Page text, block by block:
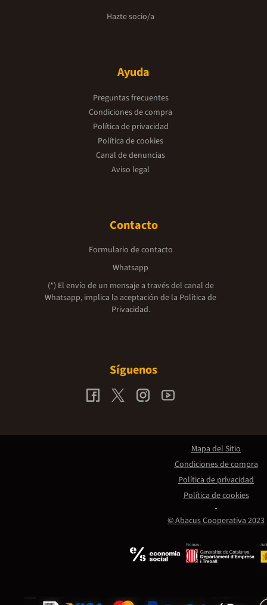
Hazte socio/a
Ayuda
Preguntas frecuentes
Condiciones de compra
Política de privacidad
Política de cookies
Canal de denuncias
Aviso legal
Contacto
Formulario de contacto
Whatsapp
(*) El envío de un mensaje a través del canal de
Whatsapp, implica la aceptación de la Política de
Privacidad.
Síguenos
Promou:
© Abacus Cooperativa 2023
Mapa del Sitio
Condiciones de compra
Política de privacidad
Política de cookies